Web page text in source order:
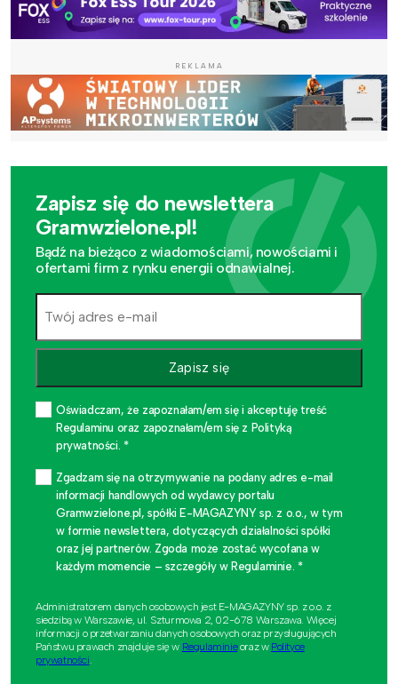
REKLAMA
Zapisz się do newslettera
Gramwzielone.pl!
Bądź na bieżąco z wiadomościami, nowościami i
ofertami firm z rynku energii odnawialnej.
Zapisz się
Oświadczam, że zapoznałam/em się i akceptuję treść
Regulaminu oraz zapoznałam/em się z Polityką
prywatności. *
Zgadzam się na otrzymywanie na podany adres e-mail
informacji handlowych od wydawcy portalu
Gramwzielone.pl, spółki E-MAGAZYNY sp. z o.o., w tym
w formie newslettera, dotyczących działalności spółki
oraz jej partnerów. Zgoda może zostać wycofana w
każdym momencie – szczegóły w Regulaminie. *
Administratorem danych osobowych jest E-MAGAZYNY sp. z o.o. z
siedzibą w Warszawie, ul. Szturmowa 2, 02-678 Warszawa. Więcej
informacji o przetwarzaniu danych osobowych oraz przysługujących
Państwu prawach znajduje się w Regulaminieoraz w Polityce
prywatności.